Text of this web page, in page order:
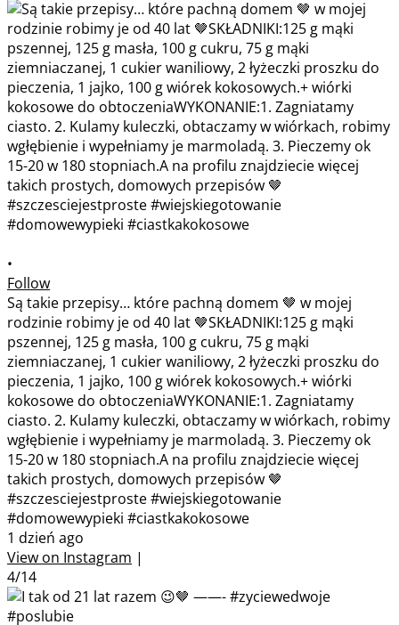
•
Follow
Są takie przepisy… które pachną domem 🤎 w mojej
rodzinie robimy je od 40 lat 🤎SKŁADNIKI:125 g mąki
pszennej, 125 g masła, 100 g cukru, 75 g mąki
ziemniaczanej, 1 cukier waniliowy, 2 łyżeczki proszku do
pieczenia, 1 jajko, 100 g wiórek kokosowych.+ wiórki
kokosowe do obtoczeniaWYKONANIE:1. Zagniatamy
ciasto. 2. Kulamy kuleczki, obtaczamy w wiórkach, robimy
wgłębienie i wypełniamy je marmoladą. 3. Pieczemy ok
15-20 w 180 stopniach.A na profilu znajdziecie więcej
takich prostych, domowych przepisów 🤎
#szczesciejestproste #wiejskiegotowanie
#domowewypieki #ciastkakokosowe
1 dzień ago
View on Instagram |
4/14